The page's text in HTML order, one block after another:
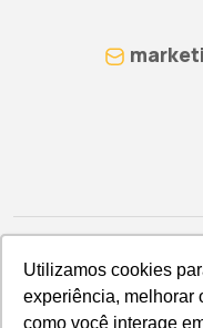
Utilizamos cookies
experiência, melhorar
como você interage
Utilizamos cookies
experiência, melhorar
como você interage